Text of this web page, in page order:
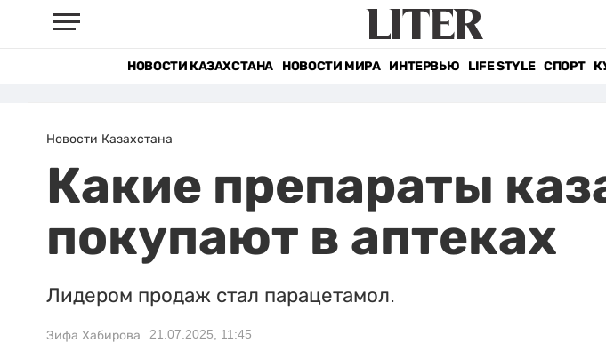
НОВОСТИ КАЗАХСТАНА НОВОСТИ МИРА ИНТЕРВЬЮ LIFE STYLE СПОРТ
Новости Казахстана
Какие препараты
покупают в аптеках
Лидером продаж стал парацетамол.
Зифа Хабирова 21.07.2025, 11:45